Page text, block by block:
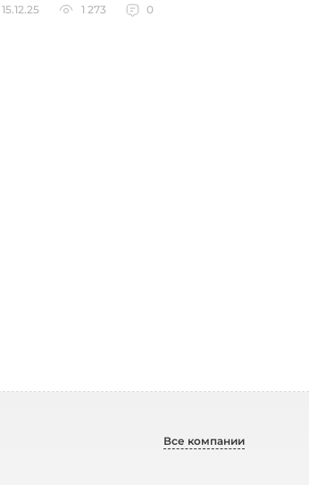
15.12.25
1 273 0
Все компании